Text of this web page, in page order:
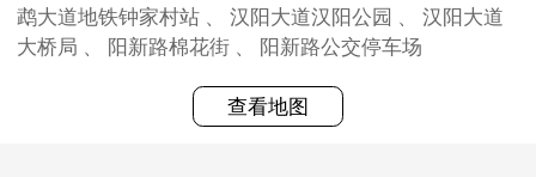
鹉大道地铁钟家村站 、 汉阳大道汉阳公园 、 汉阳大道
大桥局 、 阳新路棉花街 、 阳新路公交停车场
查看地图